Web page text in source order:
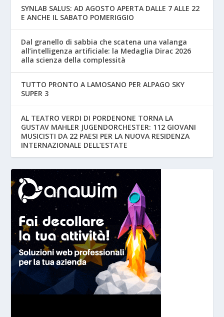
SYNLAB SALUS: AD AGOSTO APERTA DALLE 7 ALLE 22
E ANCHE IL SABATO POMERIGGIO
Dal granello di sabbia che scatena una valanga
all’intelligenza artificiale: la Medaglia Dirac 2026
alla scienza della complessità
TUTTO PRONTO A LAMOSANO PER ALPAGO SKY
SUPER 3
AL TEATRO VERDI DI PORDENONE TORNA LA
GUSTAV MAHLER JUGENDORCHESTER: 112 GIOVANI
MUSICISTI DA 22 PAESI PER LA NUOVA RESIDENZA
INTERNAZIONALE DELL’ESTATE